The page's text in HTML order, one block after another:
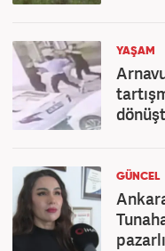
YAŞAM
GÜNCEL